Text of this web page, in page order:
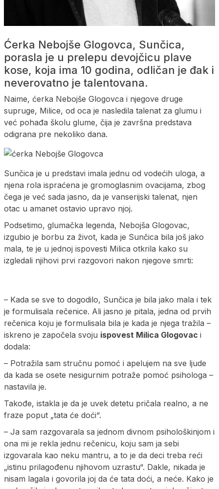
Ćerka Nebojše Glogovca, Sunčica,
porasla je u prelepu devojčicu plave
kose, koja ima 10 godina, odličan je đak i
neverovatno je talentovana.
Naime, ćerka Nebojše Glogovca i njegove druge
supruge, Milice, od oca je nasledila talenat za glumu i
već pohađa školu glume, čija je završna predstava
odigrana pre nekoliko dana.
Sunčica je u predstavi imala jednu od vodećih uloga, a
njena rola ispraćena je gromoglasnim ovacijama, zbog
čega je već sada jasno, da je vanserijski talenat, njen
otac u amanet ostavio upravo njoj.
Podsetimo, glumačka legenda, Nebojša Glogovac,
izgubio je borbu za život, kada je Sunčica bila još jako
mala, te je u jednoj ispovesti Milica otkrila kako su
izgledali njihovi prvi razgovori nakon njegove smrti:
– Kada se sve to dogodilo, Sunčica je bila jako mala i tek
je formulisala rečenice. Ali jasno je pitala, jedna od prvih
rečenica koju je formulisala bila je kada je njega tražila –
iskreno je započela svoju ispovest Milica Glogovac i
dodala:
– Potražila sam stručnu pomoć i apelujem na sve ljude
da kada se osete nesigurnim potraže pomoć psihologa –
nastavila je.
Takođe, istakla je da je uvek detetu pričala realno, a ne
fraze poput „tata će doći“.
– Ja sam razgovarala sa jednom divnom psihološkinjom i
ona mi je rekla jednu rečenicu, koju sam ja sebi
izgovarala kao neku mantru, a to je da deci treba reći
„istinu prilagođenu njihovom uzrastu“. Dakle, nikada je
nisam lagala i govorila joj da će tata doći, a neće. Kako je